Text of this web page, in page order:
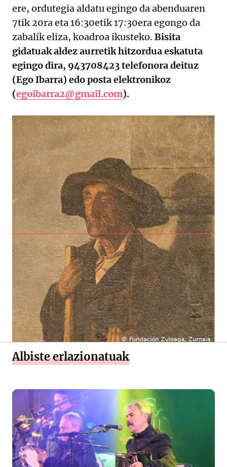
ere, ordutegia aldatu egingo da abenduaren
7tik 20ra eta 16:30etik 17:30era egongo da
zabalik eliza, koadroa ikusteko. Bisita
gidatuak aldez aurretik hitzordua eskatuta
egingo dira, 943708423 telefonora deituz
(Ego Ibarra) edo posta elektronikoz
(egoibarra2@gmail.com).
Albiste erlazionatuak